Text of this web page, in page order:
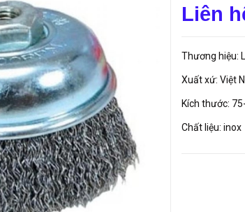
Liên
Thương hiệu:
Xuất xứ: Việt
Kích thước:
Chất liệu: inox